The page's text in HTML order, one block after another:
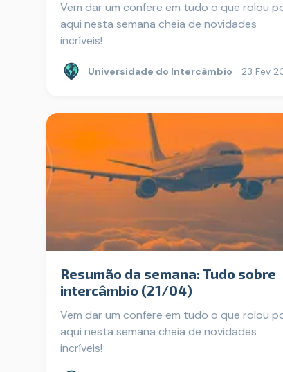
Vem dar um confere em tudo o que rolou
aqui nesta semana cheia de novidades
incríveis!
Universidade do Intercâmbio 23 Fev
Resumão da semana: Tudo sobre
intercâmbio (21/04)
Vem dar um confere em tudo o que rolou
aqui nesta semana cheia de novidades
incríveis!